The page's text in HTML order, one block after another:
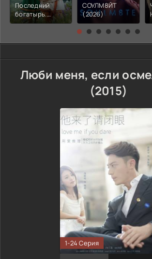
Последний
богатырь.
Колобок (2026)
СОУЛМ8ЙТ
(2026)
Люби меня, если
(2015)
1-24 Серия